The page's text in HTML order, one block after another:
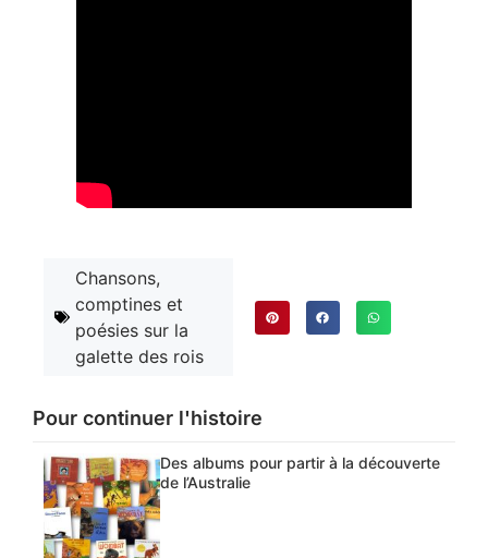
Chansons,
comptines et
poésies sur la
galette des rois
Pour continuer l'histoire
Des albums pour partir à la découverte
de l’Australie